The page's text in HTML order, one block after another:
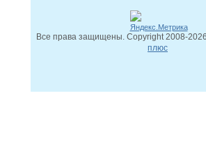
Все права защищены. Copyright2008-
плюс